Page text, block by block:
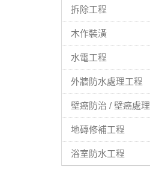
拆除工程
木作裝潢
水電工程
外牆防水處理工程
壁癌防治 / 壁癌處理
地磚修補工程
浴室防水工程